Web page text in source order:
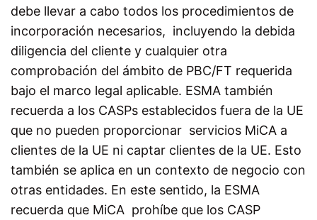
debe llevar a cabo todos los procedimientos de
incorporación necesarios, incluyendo la debida
diligencia del cliente y cualquier otra
comprobación del ámbito de PBC/FT requerida
bajo el marco legal aplicable. ESMA también
recuerda a los CASPs establecidos fuera de la UE
que no pueden proporcionar servicios MiCA a
clientes de la UE ni captar clientes de la UE. Esto
también se aplica en un contexto de negocio con
otras entidades. En este sentido, la ESMA
recuerda que MiCA prohíbe que los CASP